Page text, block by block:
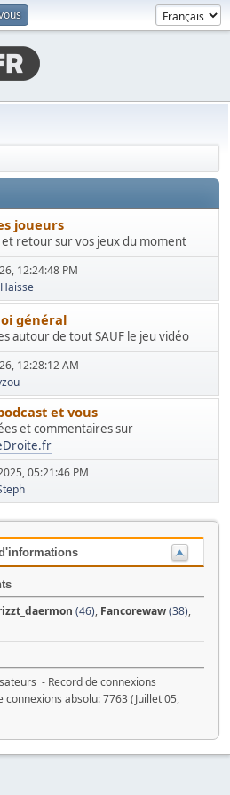
joueurs
et retour sur vos jeux du moment
12:24:48 PM
général
autour de tout SAUF le jeu vidéo
12:28:12 AM
et vous
et commentaires sur
05:21:46 PM
(46), Fancorewaw(38),
- Record de connexions
connexions absolu: 7763 (Juillet 05,